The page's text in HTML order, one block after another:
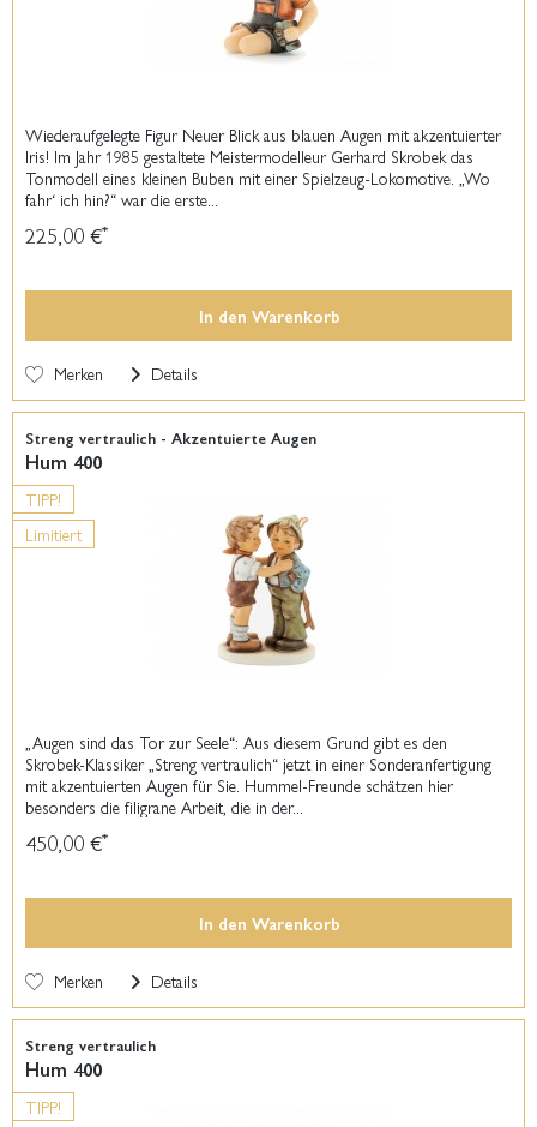
Wiederaufgelegte Figur Neuer Blick aus blauen Augen mit akzentuierter
Iris! Im Jahr 1985 gestaltete Meistermodelleur Gerhard Skrobek das
Tonmodell eines kleinen Buben mit einer Spielzeug-Lokomotive. „Wo
fahr‘ ich hin?“ war die erste...
225,00 €*
In den Warenkorb
Merken Details
TIPP!
Limitiert
Streng vertraulich - Akzentuierte Augen
Hum 400
„Augen sind das Tor zur Seele“: Aus diesem Grund gibt es den
Skrobek-Klassiker „Streng vertraulich“ jetzt in einer Sonderanfertigung
mit akzentuierten Augen für Sie. Hummel-Freunde schätzen hier
besonders die filigrane Arbeit, die in der...
450,00 €*
In den Warenkorb
Merken Details
TIPP!
Streng vertraulich
Hum 400